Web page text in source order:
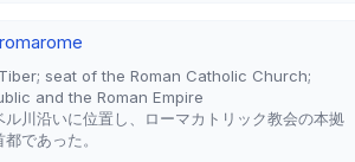
romarome
seat of the Roman Catholic Church;
and the Roman Empire
川沿いに位置し、ローマカトリック教会の本拠
であった。